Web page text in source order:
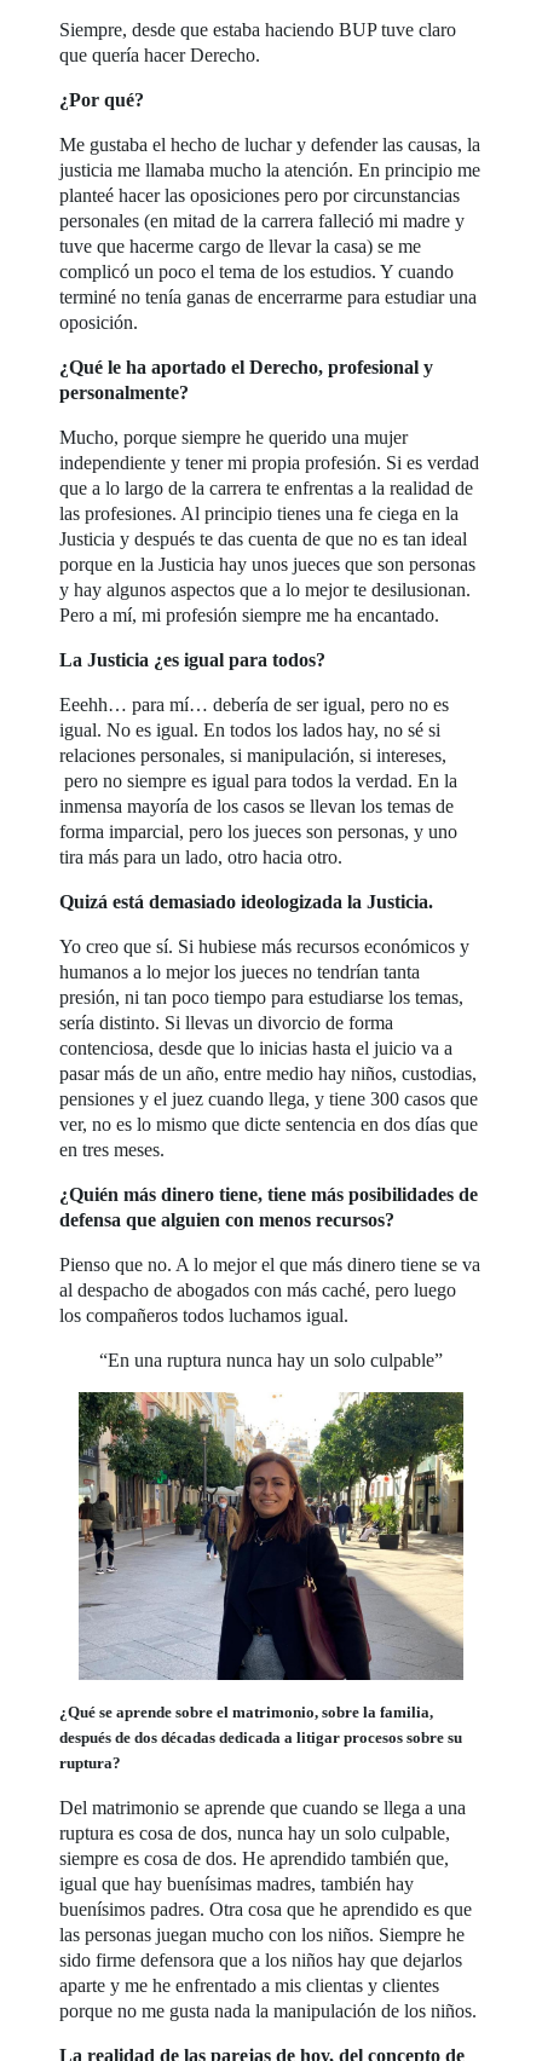
Siempre, desde que estaba haciendo BUP tuve claro
que quería hacer Derecho.
¿Por qué?
Me gustaba el hecho de luchar y defender las causas, la
justicia me llamaba mucho la atención. En principio me
planteé hacer las oposiciones pero por circunstancias
personales (en mitad de la carrera falleció mi madre y
tuve que hacerme cargo de llevar la casa) se me
complicó un poco el tema de los estudios. Y cuando
terminé no tenía ganas de encerrarme para estudiar una
oposición.
¿Qué le ha aportado el Derecho, profesional y
personalmente?
Mucho, porque siempre he querido una mujer
independiente y tener mi propia profesión. Si es verdad
que a lo largo de la carrera te enfrentas a la realidad de
las profesiones. Al principio tienes una fe ciega en la
Justicia y después te das cuenta de que no es tan ideal
porque en la Justicia hay unos jueces que son personas
y hay algunos aspectos que a lo mejor te desilusionan.
Pero a mí, mi profesión siempre me ha encantado.
La Justicia ¿es igual para todos?
Eeehh… para mí… debería de ser igual, pero no es
igual. No es igual. En todos los lados hay, no sé si
relaciones personales, si manipulación, si intereses,
pero no siempre es igual para todos la verdad. En la
inmensa mayoría de los casos se llevan los temas de
forma imparcial, pero los jueces son personas, y uno
tira más para un lado, otro hacia otro.
Quizá está demasiado ideologizada la Justicia.
Yo creo que sí. Si hubiese más recursos económicos y
humanos a lo mejor los jueces no tendrían tanta
presión, ni tan poco tiempo para estudiarse los temas,
sería distinto. Si llevas un divorcio de forma
contenciosa, desde que lo inicias hasta el juicio va a
pasar más de un año, entre medio hay niños, custodias,
pensiones y el juez cuando llega, y tiene 300 casos que
ver, no es lo mismo que dicte sentencia en dos días que
en tres meses.
¿Quién más dinero tiene, tiene más posibilidades de
defensa que alguien con menos recursos?
Pienso que no. A lo mejor el que más dinero tiene se va
al despacho de abogados con más caché, pero luego
los compañeros todos luchamos igual.
“En una ruptura nunca hay un solo culpable”
¿Qué se aprende sobre el matrimonio, sobre la familia,
después de dos décadas dedicada a litigar procesos sobre su
ruptura?
Del matrimonio se aprende que cuando se llega a una
ruptura es cosa de dos, nunca hay un solo culpable,
siempre es cosa de dos. He aprendido también que,
igual que hay buenísimas madres, también hay
buenísimos padres. Otra cosa que he aprendido es que
las personas juegan mucho con los niños. Siempre he
sido firme defensora que a los niños hay que dejarlos
aparte y me he enfrentado a mis clientas y clientes
porque no me gusta nada la manipulación de los niños.
La realidad de las parejas de hoy, del concepto de